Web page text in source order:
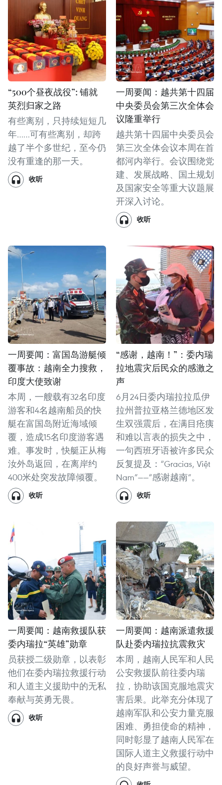
“500个昼夜战役”: 铺就
英烈归家之路
有些离别，只持续短短几
年……可有些离别，却跨
越了半个多世纪，至今仍
没有重逢的那一天。
收听
一周要闻：越共第十四届
中央委员会第三次全体会
议隆重举行
越共第十四届中央委员会
第三次全体会议本周在首
都河内举行。会议围绕党
建、发展战略、国土规划
及国家安全等重大议题展
开深入讨论。
收听
一周要闻：富国岛游艇倾
覆事故：越南全力搜救，
印度大使致谢
本周，一艘载有32名印度
游客和4名越南船员的快
艇在富国岛附近海域倾
覆，造成15名印度游客遇
难。事发时，快艇正从梅
汝外岛返回，在离岸约
400米处突发故障倾覆。
收听
“感谢，越南！”：委内瑞
拉地震灾后民众的感激之
声
6月24日委内瑞拉拉瓜伊
拉州普拉亚格兰德地区发
生双强震后，在满目疮痍
和难以言表的损失之中，
一句西班牙语被许多民众
反复提及：“Gracias, Việt
Nam”——“感谢越南”。
收听
一周要闻：越南救援队获
委内瑞拉“英雄”勋章
员获授二级勋章，以表彰
他们在委内瑞拉救援行动
和人道主义援助中的无私
奉献与英勇无畏。
收听
一周要闻：越南派遣救援
队赴委内瑞拉抗震救灾
本周，越南人民军和人民
公安救援队前往委内瑞
拉，协助该国克服地震灾
害后果。此举充分体现了
越南军队和公安力量克服
困难、勇担使命的精神，
同时彰显了越南人民军在
国际人道主义救援行动中
的良好声誉与威望。